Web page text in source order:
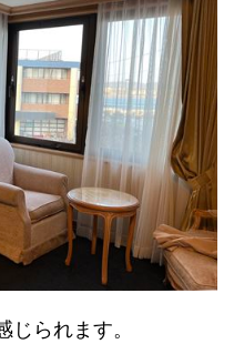
られます。